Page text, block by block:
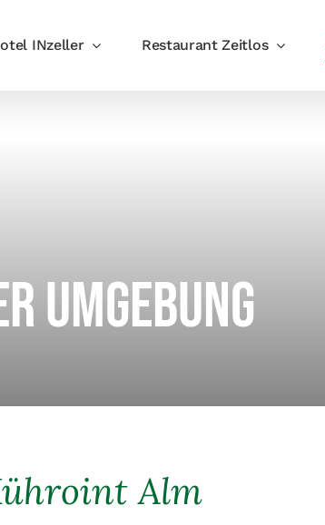
INzeller Restaurant Zeitlos
Umgebung
Alm